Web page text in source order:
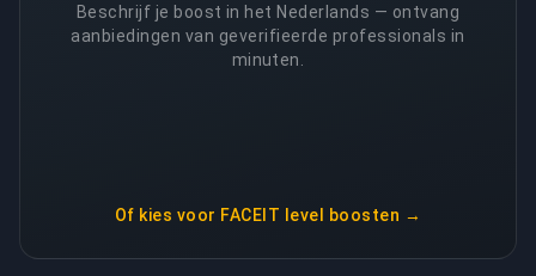
Beschrijf je boost in het Nederlands — ontvang
aanbiedingen van geverifieerde professionals in
minuten.
Of kies voor FACEIT level boosten →